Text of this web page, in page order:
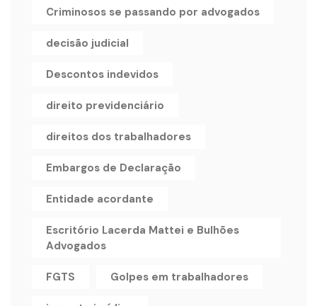
Criminosos se passando por advogados
decisão judicial
Descontos indevidos
direito previdenciário
direitos dos trabalhadores
Embargos de Declaração
Entidade acordante
Escritório Lacerda Mattei e Bulhões
Advogados
FGTS Golpes em trabalhadores